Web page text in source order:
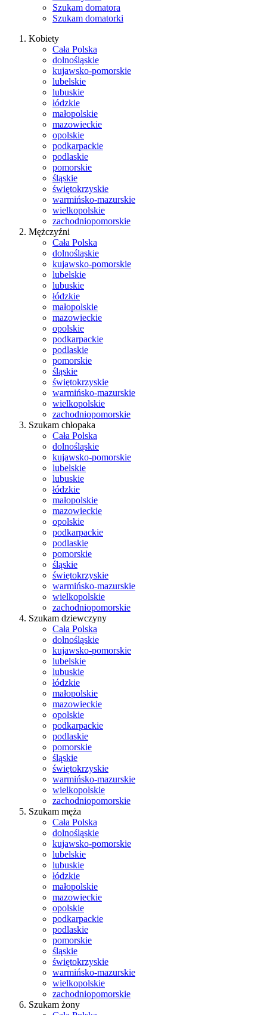
Szukam domatora
Szukam domatorki
Kobiety
Cała Polska
dolnośląskie
kujawsko-pomorskie
lubelskie
lubuskie
łódzkie
małopolskie
mazowieckie
opolskie
podkarpackie
podlaskie
pomorskie
śląskie
świętokrzyskie
warmińsko-mazurskie
wielkopolskie
zachodniopomorskie
Mężczyźni
Cała Polska
dolnośląskie
kujawsko-pomorskie
lubelskie
lubuskie
łódzkie
małopolskie
mazowieckie
opolskie
podkarpackie
podlaskie
pomorskie
śląskie
świętokrzyskie
warmińsko-mazurskie
wielkopolskie
zachodniopomorskie
Szukam chłopaka
Cała Polska
dolnośląskie
kujawsko-pomorskie
lubelskie
lubuskie
łódzkie
małopolskie
mazowieckie
opolskie
podkarpackie
podlaskie
pomorskie
śląskie
świętokrzyskie
warmińsko-mazurskie
wielkopolskie
zachodniopomorskie
Szukam dziewczyny
Cała Polska
dolnośląskie
kujawsko-pomorskie
lubelskie
lubuskie
łódzkie
małopolskie
mazowieckie
opolskie
podkarpackie
podlaskie
pomorskie
śląskie
świętokrzyskie
warmińsko-mazurskie
wielkopolskie
zachodniopomorskie
Szukam męża
Cała Polska
dolnośląskie
kujawsko-pomorskie
lubelskie
lubuskie
łódzkie
małopolskie
mazowieckie
opolskie
podkarpackie
podlaskie
pomorskie
śląskie
świętokrzyskie
warmińsko-mazurskie
wielkopolskie
zachodniopomorskie
Szukam żony